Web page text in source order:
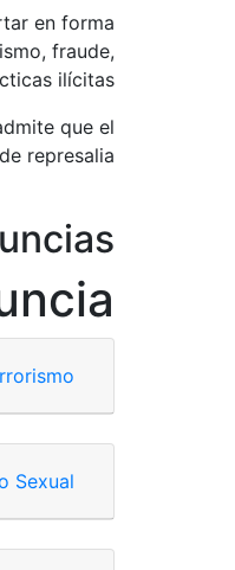
en forma
fraude,
ilícitas.
que el
represalia.
Sexual